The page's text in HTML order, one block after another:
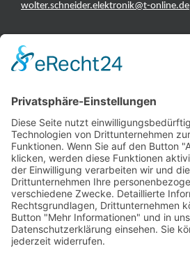
wolter.schneider.elektronik@t-online.de
INFORMATIONEN
Hersteller
Fehlerliste
Impressum
Datenschutzerklärung